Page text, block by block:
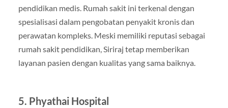
pendidikan medis. Rumah sakit ini terkenal dengan
spesialisasi dalam pengobatan penyakit kronis dan
perawatan kompleks. Meski memiliki reputasi sebagai
rumah sakit pendidikan, Siriraj tetap memberikan
layanan pasien dengan kualitas yang sama baiknya.
5. Phyathai Hospital